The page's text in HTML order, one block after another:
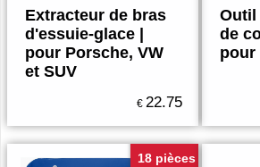
Extracteur de bras
d'essuie-glace |
pour Porsche, VW
et SUV
€ 22.75
Outil
de
pour
18 pièces